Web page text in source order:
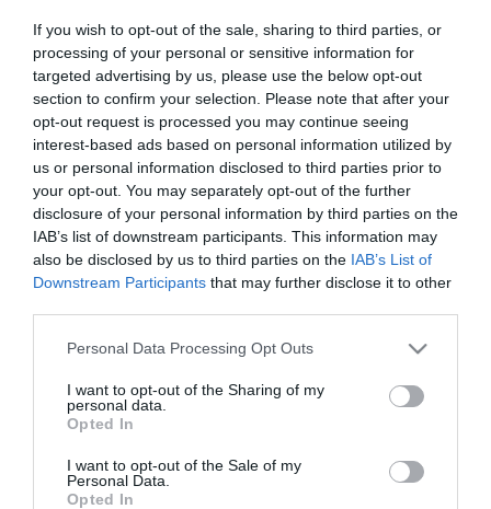
If you wish to opt-out of the sale, sharing to third parties, or
processing of your personal or sensitive information for
targeted advertising by us, please use the below opt-out
section to confirm your selection. Please note that after your
opt-out request is processed you may continue seeing
interest-based ads based on personal information utilized by
us or personal information disclosed to third parties prior to
your opt-out. You may separately opt-out of the further
disclosure of your personal information by third parties on the
IAB’s list of downstream participants. This information may
also be disclosed by us to third parties on the IAB’s List of
Downstream Participants that may further disclose it to other
Please note that this website/app uses one or more Google
not limited to your visit or usage behaviour. You may click to
grant or deny consent to Google and its third-party tags to
use your data for below specified purposes in below Google
consent section.
Personal Data Processing Opt Outs
I want to opt-out of the Sharing of my
personal data.
Opted In
I want to opt-out of the Sale of my
Personal Data.
Opted In
συντάξεων και εφάπαξ παροχών, σε όλους τους
ασφαλισμένους. […]